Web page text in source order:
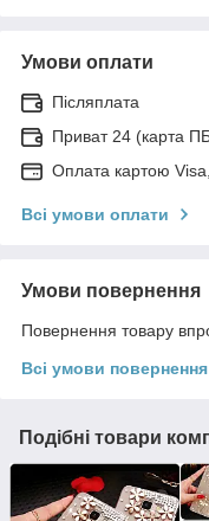
Умови оплати
Післяплата
Приват 24 (карта
Оплата картою
Всі умови оплати
Умови повернення
Повернення товару
Всі умови повернення
Подібні товари